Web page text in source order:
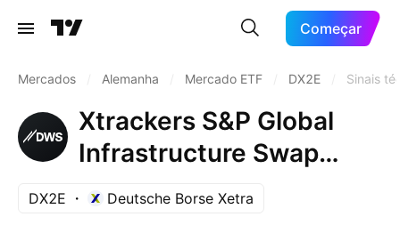
Começar
Mercados Alemanha Mercado ETF DX2E Sinais
Xtrackers S&P Global
Infrastructure Swap
UCITS ETF Capitalisation
DX2E Deutsche Borse Xetra